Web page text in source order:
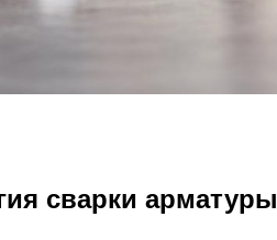
сварки арматуры